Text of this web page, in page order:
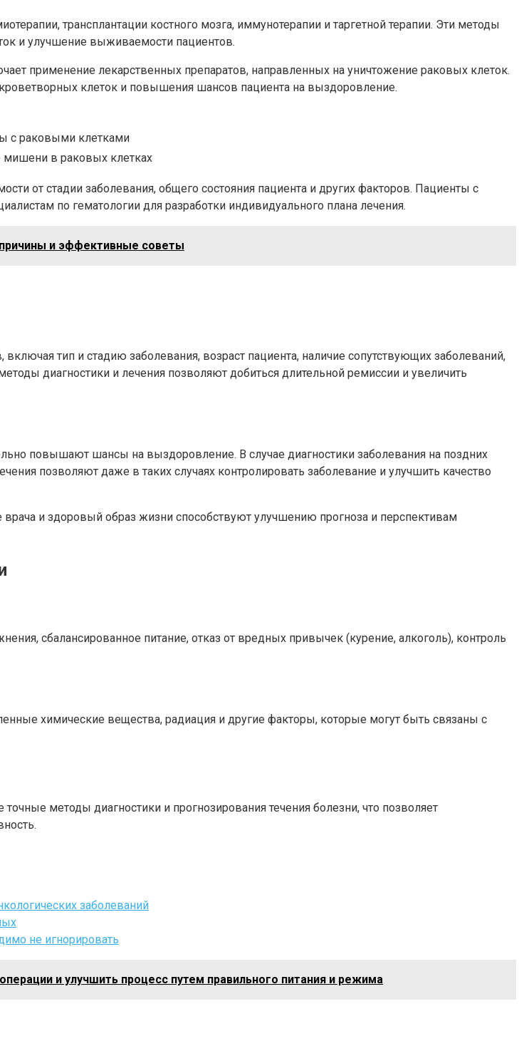
трансплантации костного мозга, иммунотерапии и таргетной терапии. Эти методы
и улучшение выживаемости пациентов.
применение лекарственных препаратов, направленных на уничтожение раковых клеток.
клеток и повышения шансов пациента на выздоровление.
с раковыми клетками
в раковых клетках
от стадии заболевания, общего состояния пациента и других факторов. Пациенты с
по гематологии для разработки индивидуального плана лечения.
и эффективные советы
тип и стадию заболевания, возраст пациента, наличие сопутствующих заболеваний,
диагностики и лечения позволяют добиться длительной ремиссии и увеличить
повышают шансы на выздоровление. В случае диагностики заболевания на поздних
позволяют даже в таких случаях контролировать заболевание и улучшить качество
и здоровый образ жизни способствуют улучшению прогноза и перспективам
сбалансированное питание, отказ от вредных привычек (курение, алкоголь), контроль
химические вещества, радиация и другие факторы, которые могут быть связаны с
методы диагностики и прогнозирования течения болезни, что позволяет
заболеваний
не игнорировать
и улучшить процесс путем правильного питания и режима